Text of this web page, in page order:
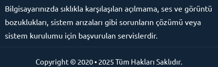
Bilgisayarınızda sıklıkla karşılaşılan açılmama, ses ve görüntü
bozuklukları, sistem arızaları gibi sorunların çözümü veya
sistem kurulumu için başvurulan servislerdir.
Copyright © 2020 • 2025 Tüm Hakları Saklıdır.